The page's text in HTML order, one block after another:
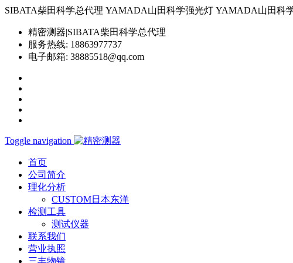
SIBATA柴田科学总代理 YAMADA山田科学强光灯 YAMADA山田科
精密测器|SIBATA柴田科学总代理
服务热线: 18863977737
电子邮箱: 38885518@qq.com
Toggle navigation
首页
公司简介
理化分析
CUSTOM日本东洋
检测工具
测试仪器
联系我们
营业执照
三丰物镜